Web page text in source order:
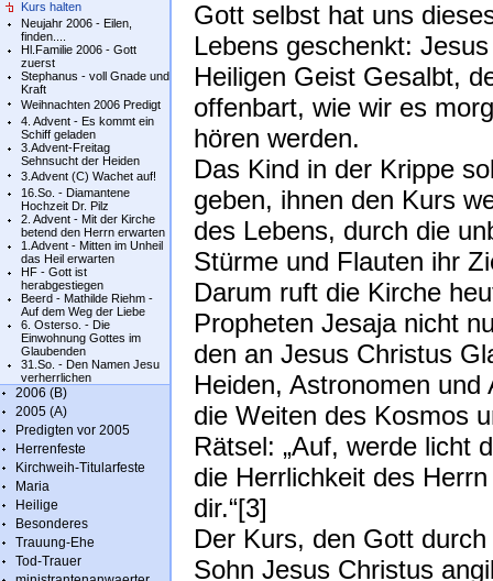
Kurs halten
Neujahr 2006 - Eilen,
finden....
Hl.Familie 2006 - Gott
zuerst
Stephanus - voll Gnade und
Kraft
Weihnachten 2006 Predigt
4. Advent - Es kommt ein
Schiff geladen
3.Advent-Freitag
Sehnsucht der Heiden
3.Advent (C) Wachet auf!
16.So. - Diamantene
Hochzeit Dr. Pilz
2. Advent - Mit der Kirche
betend den Herrn erwarten
1.Advent - Mitten im Unheil
das Heil erwarten
HF - Gott ist
herabgestiegen
Beerd - Mathilde Riehm -
Auf dem Weg der Liebe
6. Osterso. - Die
Einwohnung Gottes im
Glaubenden
31.So. - Den Namen Jesu
verherrlichen
2006 (B)
2005 (A)
Predigten vor 2005
Herrenfeste
Kirchweih-Titularfeste
Maria
Heilige
Besonderes
Trauung-Ehe
Tod-Trauer
Gott selbst hat uns
Lebens geschenkt:
Heiligen Geist Gesalbt,
offenbart, wie wir es
hören werden.
Das Kind in der Krippe
geben, ihnen den Kurs
des Lebens, durch die
Stürme und Flauten ihr
Darum ruft die Kirche
Propheten Jesaja nicht
den an Jesus Christus
Heiden, Astronomen
die Weiten des Kosmos
Rätsel: „Auf, werde licht
die Herrlichkeit des
dir.“[3]
Der Kurs, den Gott
Sohn Jesus Christus